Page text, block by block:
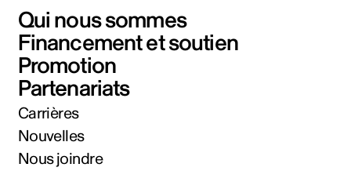
Qui nous sommes
Financement et soutien
Promotion
Partenariats
Carrières
Nouvelles
Nous joindre